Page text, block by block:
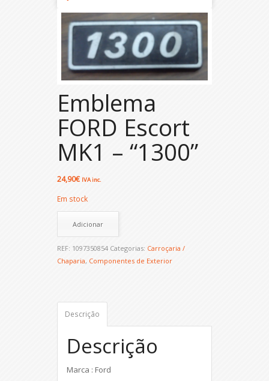
Emblema
FORD Escort
MK1 – “1300”
24,90€ IVA inc.
Em stock
Adicionar
REF: 1097350854 Categorias: Carroçaria /
Chaparia, Componentes de Exterior
Descrição
Descrição
Marca : Ford